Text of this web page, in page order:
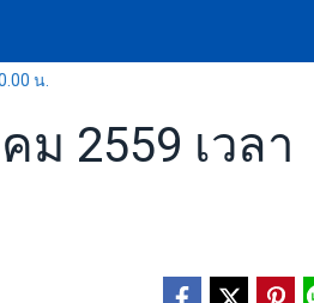
น.
2559 เวลา